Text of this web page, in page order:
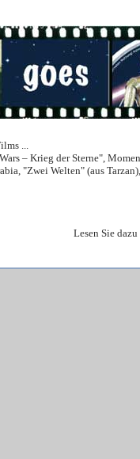
...
– Krieg der Sterne",
"Zwei Welten" (aus
Lesen Sie